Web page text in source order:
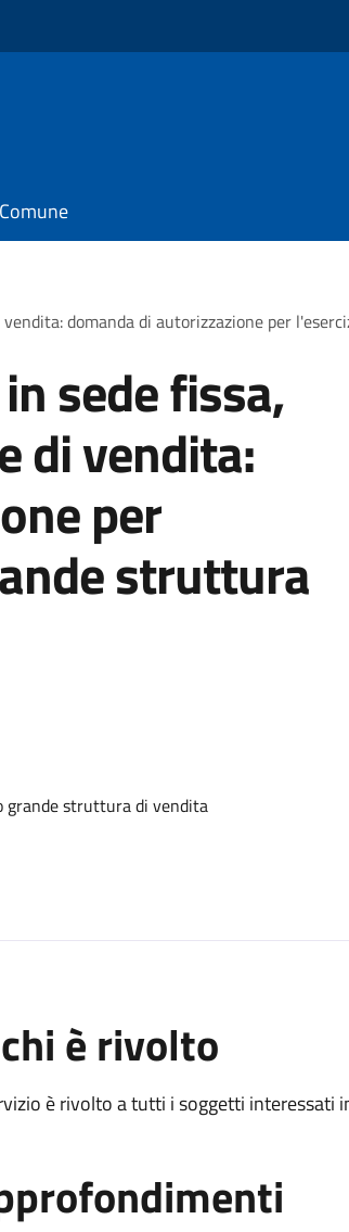
domanda di autorizzazione per
sede fissa,
di vendita:
per
struttura
grande struttura di vendita
è rivolto
è rivolto a tutti i soggetti interessati